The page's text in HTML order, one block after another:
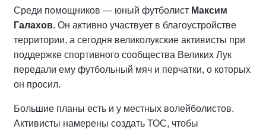
Среди помощников — юный футболист Максим
Галахов. Он активно участвует в благоустройстве
территории, а сегодня великолукские активисты при
поддержке спортивного сообщества Великих Лук
передали ему футбольный мяч и перчатки, о которых
он просил.
Большие планы есть и у местных волейболистов.
Активисты намерены создать ТОС, чтобы